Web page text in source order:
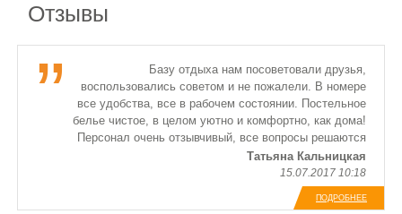
Отзывы
Базу отдыха нам посоветовали друзья,
воспользовались советом и не пожалели. В номере
все удобства, все в рабочем состоянии. Постельное
белье чистое, в целом уютно и комфортно, как дома!
Персонал очень отзывчивый, все вопросы решаются
на месте. Расположение базы замечательное,
основной пляж и магазинчики буквально в пяти
минутах. Имеется множество различных развлечений,
вроде водных лыж, горок и водных велосипедов.
Татьяна Кальницкая
15.07.2017 10:18
ПОДРОБНЕЕ